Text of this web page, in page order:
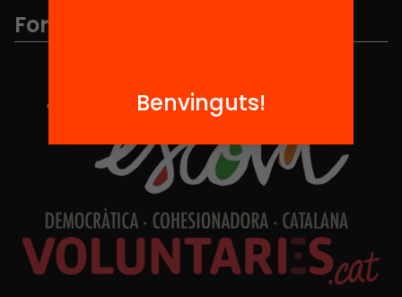
Formem part de...
Benvinguts!